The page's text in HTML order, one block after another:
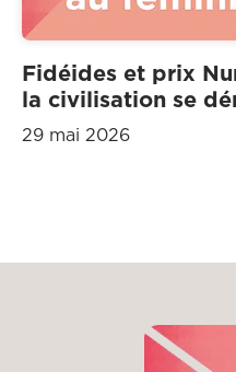
Fidéides et prix
la civilisation se
29 mai 2026